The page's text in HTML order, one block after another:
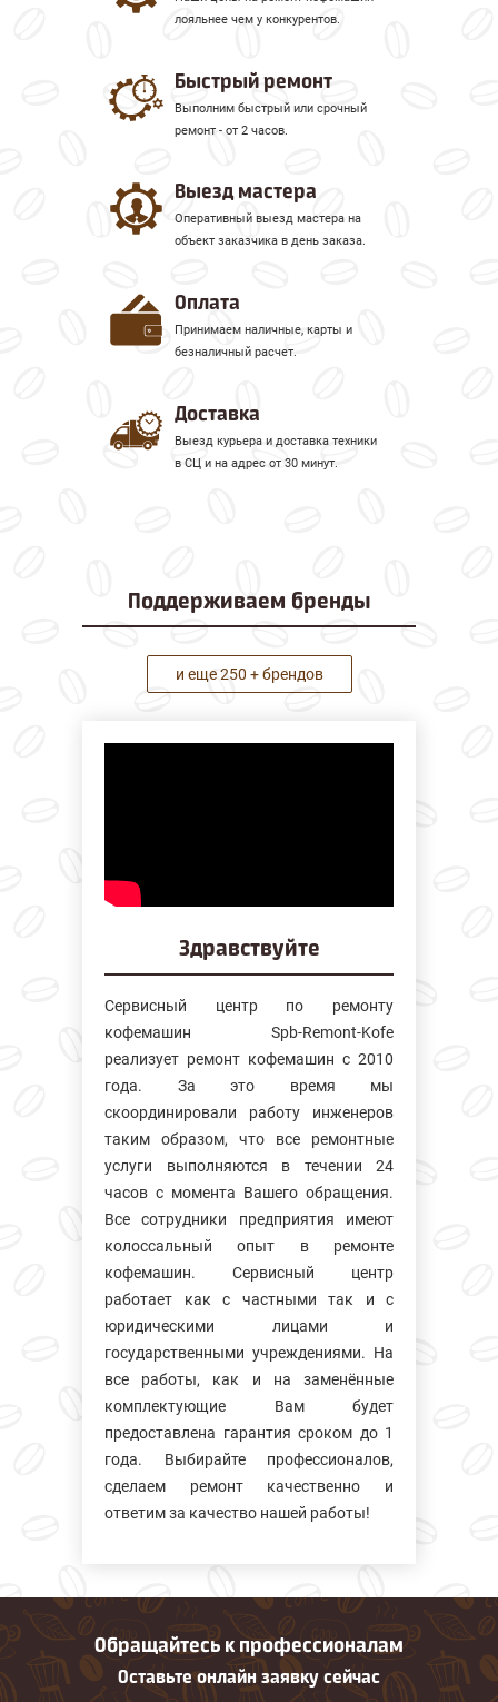
лояльнее чем у конкурентов.
Быстрый ремонт
Выполним быстрый или срочный
ремонт - от 2 часов.
Выезд мастера
Оперативный выезд мастера на
объект заказчика в день заказа.
Оплата
Принимаем наличные, карты и
безналичный расчет.
Доставка
Выезд курьера и доставка техники
в СЦ и на адрес от 30 минут.
Поддерживаем бренды
и еще 250 + брендов
Здравствуйте
Сервисный центр по ремонту
кофемашин Spb-Remont-Kofe
реализует ремонт кофемашин с 2010
года. За это время мы
скоординировали работу инженеров
таким образом, что все ремонтные
услуги выполняются в течении 24
часов с момента Вашего обращения.
Все сотрудники предприятия имеют
колосcальный опыт в ремонте
кофемашин. Сервисный центр
работает как с частными так и с
юридическими лицами и
государственными учреждениями. На
все работы, как и на заменённые
комплектующие Вам будет
предоставлена гарантия сроком до 1
года. Выбирайте профессионалов,
сделаем ремонт качественно и
ответим за качество нашей работы!
Обращайтесь к профессионалам
Оставьте онлайн заявку сейчас